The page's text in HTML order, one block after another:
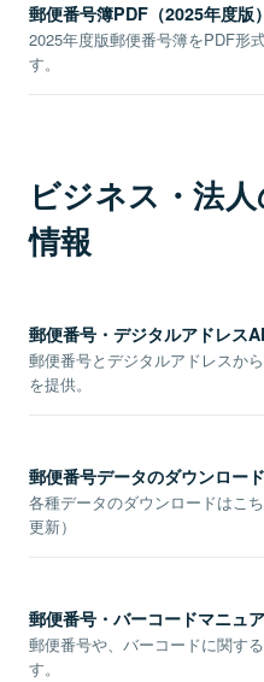
郵便番号簿PDF（2025年度版）
2025年度版郵便番号簿をPDF形
す。
ビジネス・法
情報
郵便番号・デジタルアドレス
郵便番号とデジタルアドレスか
を提供。
郵便番号データのダウンロード
各種データのダウンロードはこ
更新）
郵便番号・バーコードマニュ
郵便番号や、バーコードに関す
す。